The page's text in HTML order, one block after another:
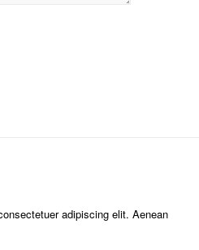
adipiscing elit. Aenean